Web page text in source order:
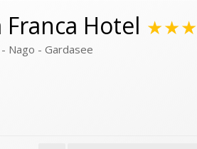
Franca Hotel ★★★
Nago - Gardasee